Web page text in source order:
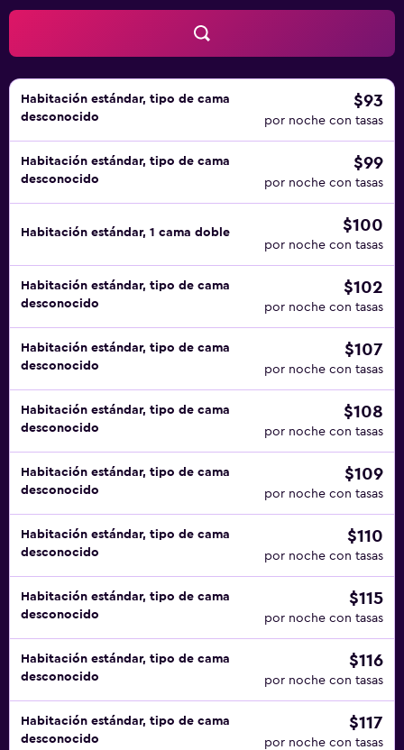
Habitación estándar, tipo de cama
desconocido
$93
por noche con tasas
Habitación estándar, tipo de cama
desconocido
$99
por noche con tasas
Habitación estándar, 1 cama doble $100
por noche con tasas
Habitación estándar, tipo de cama
desconocido
$102
por noche con tasas
Habitación estándar, tipo de cama
desconocido
$107
por noche con tasas
Habitación estándar, tipo de cama
desconocido
$108
por noche con tasas
Habitación estándar, tipo de cama
desconocido
$109
por noche con tasas
Habitación estándar, tipo de cama
desconocido
$110
por noche con tasas
Habitación estándar, tipo de cama
desconocido
$115
por noche con tasas
Habitación estándar, tipo de cama
desconocido
$116
por noche con tasas
Habitación estándar, tipo de cama
desconocido
$117
por noche con tasas